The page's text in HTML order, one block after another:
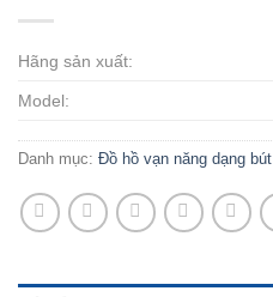
Hãng sản xuất:
Model:
Danh mục: Đồ hồ vạn năng dạng bút